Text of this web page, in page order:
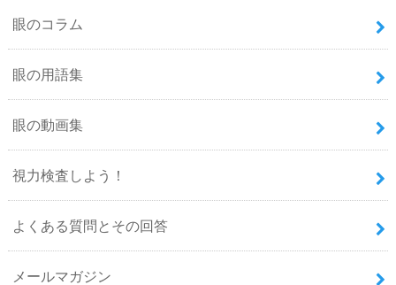
眼のコラム
眼の用語集
眼の動画集
視力検査しよう！
よくある質問とその回答
メールマガジン